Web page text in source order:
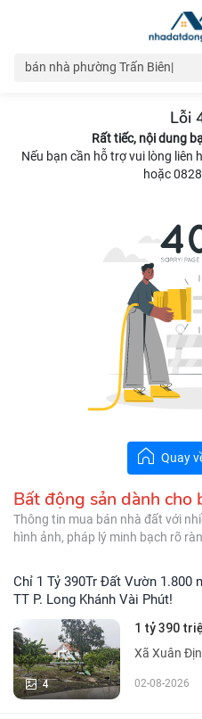
Lỗi
Rất tiếc, nội dung
Nếu bạn cần hỗ trợ vui lòng
hoặc
Quay
Bất động sản dành cho
Thông tin mua bán nhà đất với
hình ảnh, pháp lý minh bạch rõ
Chỉ 1 Tỷ 390Tr Đất Vườn 1.800 m2, 300 ONT, Nhà Cấp 4, Cách
TT P. Long Khánh Vài Phút!
4
1 tỷ 390
Xã Xuân
02-08-2026